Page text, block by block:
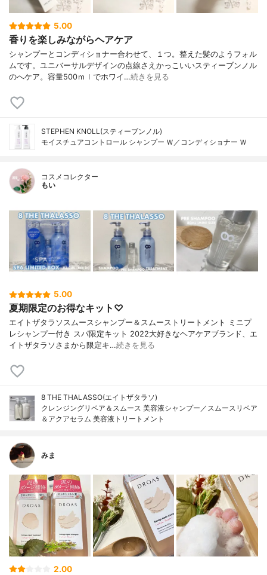
5.00
香りを楽しみながらヘアケア
シャンプーとコンディショナー合わせて、１つ。整えた髪のようフォル
ムです。ユニバーサルデザインの点線さえかっこいいスティーブンノル
のへケア。容量500ｍｌでホワイ…続きを見る
STEPHEN KNOLL(スティーブンノル)
モイスチュアコントロール シャンプー Ｗ／コンディショナー Ｗ
コスメコレクター
もい
5.00
夏期限定のお得なキット♡
エイトザタラソスムースシャンプー＆スムーストリートメント ミニプ
レシャンプー付き スパ限定キット 2022大好きなヘアケアブランド、エ
イトザタラソさまから限定キ…続きを見る
8 THE THALASSO(エイトザタラソ)
クレンジングリペア＆スムース 美容液シャンプー／スムースリペア
＆アクアセラム 美容液トリートメント
みま
2.00